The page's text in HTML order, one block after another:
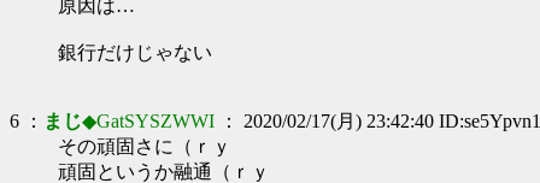
原因は…
銀行だけじゃない
6 ： まじ◆GatSYSZWWI ： 2020/02/17(月) 23:42:40 ID:se5Ypvn1
その頑固さに（ｒｙ
頑固というか融通（ｒｙ